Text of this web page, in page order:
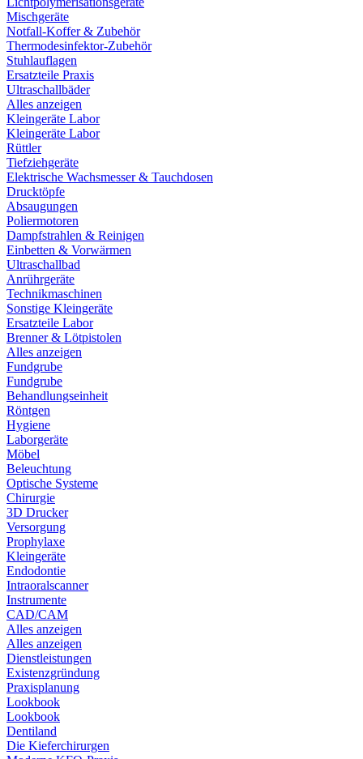
Mischgeräte
Notfall-Koffer & Zubehör
Thermodesinfektor-Zubehör
Stuhlauflagen
Ersatzteile Praxis
Ultraschallbäder
Alles anzeigen
Kleingeräte Labor
Kleingeräte Labor
Rüttler
Tiefziehgeräte
Elektrische Wachsmesser & Tauchdosen
Drucktöpfe
Absaugungen
Poliermotoren
Dampfstrahlen & Reinigen
Einbetten & Vorwärmen
Ultraschallbad
Anrührgeräte
Technikmaschinen
Sonstige Kleingeräte
Ersatzteile Labor
Brenner & Lötpistolen
Alles anzeigen
Fundgrube
Fundgrube
Behandlungseinheit
Röntgen
Hygiene
Laborgeräte
Möbel
Beleuchtung
Optische Systeme
Chirurgie
3D Drucker
Versorgung
Prophylaxe
Kleingeräte
Endodontie
Intraoralscanner
Instrumente
CAD/CAM
Alles anzeigen
Alles anzeigen
Dienstleistungen
Existenzgründung
Praxisplanung
Lookbook
Lookbook
Dentiland
Die Kieferchirurgen